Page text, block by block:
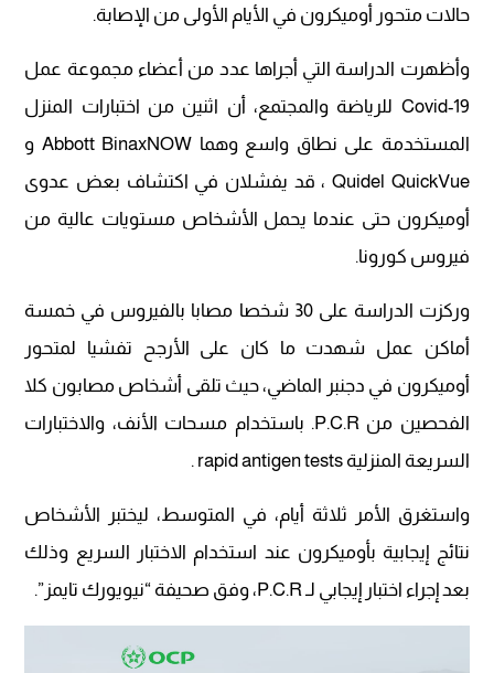
حالات متحور أوميكرون في الأيام الأولى من الإصابة.
وأظهرت الدراسة التي أجراها عدد من أعضاء مجموعة عمل
Covid-19 للرياضة والمجتمع، أن اثنين من اختبارات المنزل
المستخدمة على نطاق واسع وهما Abbott BinaxNOW و
Quidel QuickVue ، قد يفشلان في اكتشاف بعض عدوى
أوميكرون حتى عندما يحمل الأشخاص مستويات عالية من
فيروس كورونا.
وركزت الدراسة على 30 شخصا مصابا بالفيروس في خمسة
أماكن عمل شهدت ما كان على الأرجح تفشيا لمتحور
أوميكرون في دجنبر الماضي، حيث تلقى أشخاص مصابون كلا
الفحصين من P.C.R. باستخدام مسحات الأنف، والاختبارات
السريعة المنزلية rapid antigen tests .
واستغرق الأمر ثلاثة أيام، في المتوسط، ليختبر الأشخاص
نتائج إيجابية بأوميكرون عند استخدام الاختبار السريع وذلك
بعد إجراء اختبار إيجابي لـ P.C.R، وفق صحيفة “نيويورك تايمز”.